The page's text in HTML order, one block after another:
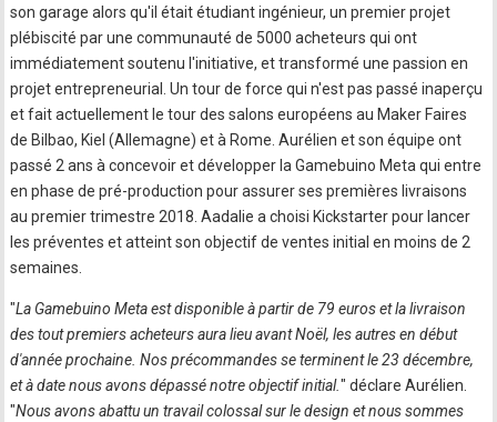
son garage alors qu'il était étudiant ingénieur, un premier projet
plébiscité par une communauté de 5000 acheteurs qui ont
immédiatement soutenu l'initiative, et transformé une passion en
projet entrepreneurial. Un tour de force qui n'est pas passé inaperçu
et fait actuellement le tour des salons européens au Maker Faires
de Bilbao, Kiel (Allemagne) et à Rome. Aurélien et son équipe ont
passé 2 ans à concevoir et développer la Gamebuino Meta qui entre
en phase de pré-production pour assurer ses premières livraisons
au premier trimestre 2018. Aadalie a choisi Kickstarter pour lancer
les préventes et atteint son objectif de ventes initial en moins de 2
semaines.
"La Gamebuino Meta est disponible à partir de 79 euros et la livraison
des tout premiers acheteurs aura lieu avant Noël, les autres en début
d'année prochaine. Nos précommandes se terminent le 23 décembre,
et à date nous avons dépassé notre objectif initial." déclare Aurélien.
"Nous avons abattu un travail colossal sur le design et nous sommes